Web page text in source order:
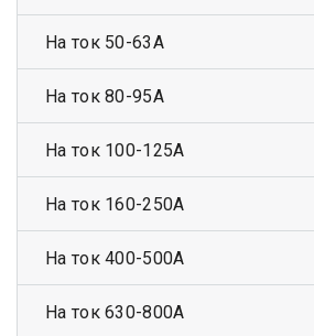
На ток 50-63А
На ток 80-95А
На ток 100-125А
На ток 160-250А
На ток 400-500А
На ток 630-800А